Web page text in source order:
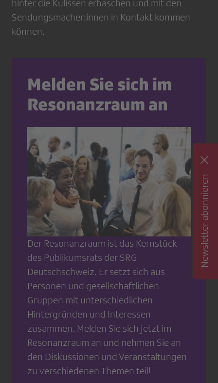
hinter die Kulissen erhaschen und mit den
Sendungsmacher:innen in Kontakt kommen
können.
Melden Sie sich im
Resonanzraum an
Der Resonanzraum ist das Kernstück
des Publikumsrats der SRG
Deutschschweiz. Er setzt sich aus
Personen und gesellschaftlichen
Gruppen mit unterschiedlichen
Hintergründen und Interessen
zusammen. Melden Sie sich jetzt im
Resonanzraum an und nehmen Sie an
den Diskussionen und Veranstaltungen
zu verschiedenen Themen teil!
Newsletter abonnieren